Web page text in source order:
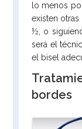
lo menos
existen
½, o
será el
el bisel
bordes